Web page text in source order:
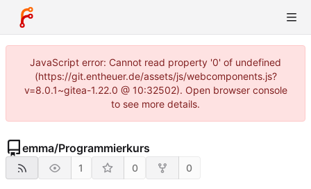
JavaScript error: Cannot read property '0' of undefined
(https://git.entheuer.de/assets/js/webcomponents.js?
v=8.0.1~gitea-1.22.0 @ 10:32502). Open browser console
to see more details.
emma/Programmierkurs
1 0 0